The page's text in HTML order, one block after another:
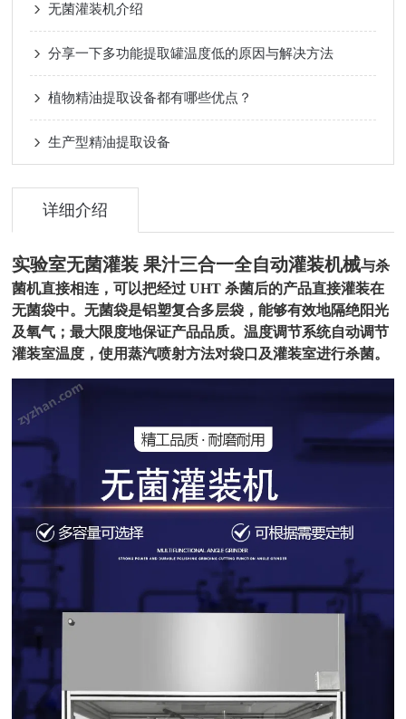
无菌灌装机介绍
分享一下多功能提取罐温度低的原因与解决方法
植物精油提取设备都有哪些优点？
生产型精油提取设备
详细介绍
实验室无菌灌装 果汁三合一全自动灌装机械与杀
菌机直接相连，可以把经过 UHT 杀菌后的产品直接灌装在
无菌袋中。无菌袋是铝塑复合多层袋，能够有效地隔绝阳光
及氧气；最大限度地保证产品品质。温度调节系统自动调节
灌装室温度，使用蒸汽喷射方法对袋口及灌装室进行杀菌。